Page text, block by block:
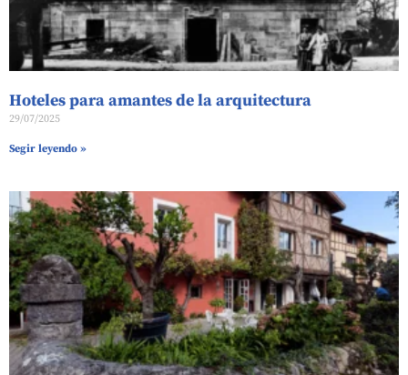
Hoteles para amantes de la arquitectura
29/07/2025
Segir leyendo »